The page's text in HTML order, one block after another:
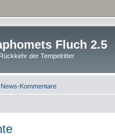
Fluch 2.5
der Tempelritter
News-Kommentare